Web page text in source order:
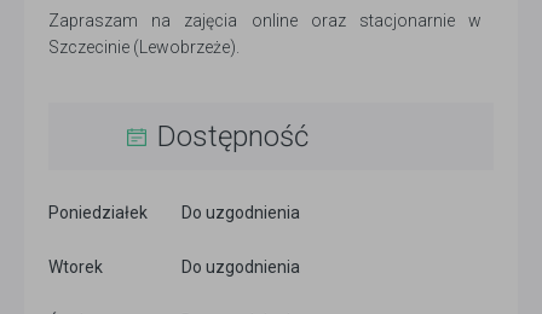
Zapraszam na zajęcia online oraz stacjonarnie w
Szczecinie (Lewobrzeże).
Dostępność
Poniedziałek Do uzgodnienia
Wtorek Do uzgodnienia